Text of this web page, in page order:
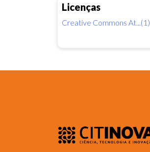
Licenças
Creative Commons At...(1)